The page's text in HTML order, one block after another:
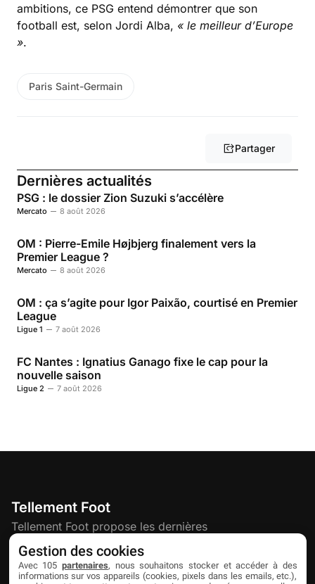
ambitions, ce PSG entend démontrer que son
football est, selon Jordi Alba, « le meilleur d’Europe
».
Paris Saint-Germain
Partager
Dernières actualités
PSG : le dossier Zion Suzuki s’accélère
Mercato 8 août 2026
OM : Pierre-Emile Højbjerg finalement vers la
Premier League ?
Mercato 8 août 2026
OM : ça s’agite pour Igor Paixão, courtisé en Premier
League
Ligue 1 7 août 2026
FC Nantes : Ignatius Ganago fixe le cap pour la
nouvelle saison
Ligue 2 7 août 2026
Tellement Foot
Tellement Foot propose les dernières
actualités et nouveautés créatives dédiées
au football.
Gestion des cookies
Avec 105 partenaires, nous souhaitons stocker et accéder à des
informations sur vos appareils (cookies, pixels dans les emails, etc.),